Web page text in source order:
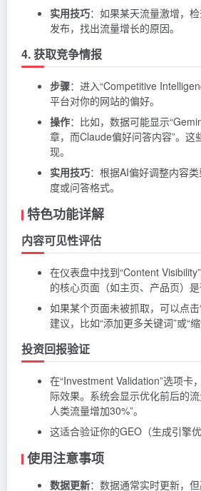
实用技巧：如果某天流量激增，
发布，找出流量增长的原因。
4. 获取竞争情报
步骤：进入“Competitive
平台对你的网站的偏好。
操作：比如，数据可能显示
章，而Claude偏好问答内容”。这
现。
实用技巧：根据AI偏好调整内容
度或问答格式。
特色功能详解
内容可见性评估
在仪表盘中找到“Content
的核心页面（如主页、产品页）是
如果某个页面未被抓取，可以点
建议，比如“添加更多关键词”或“缩
投资回报验证
在“Investment Validation”选项卡
际效果。系统会显示优化前后的
人类流量增加30%”。
这适合验证你的GEO（生成引擎
使用注意事项
数据更新：数据通常实时更新，